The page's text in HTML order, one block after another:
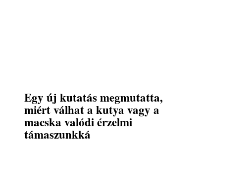
Egy új kutatás megmutatta,
miért válhat a kutya vagy a
macska valódi érzelmi
támaszunkká